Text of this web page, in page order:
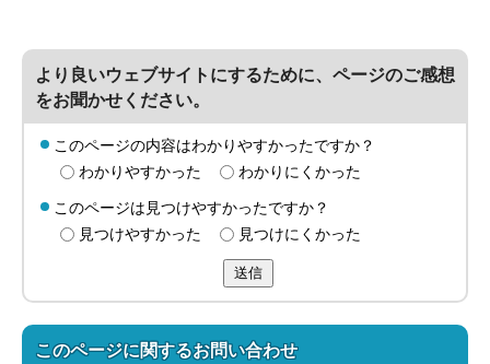
より良いウェブサイトにするために、ページのご感想
をお聞かせください。
このページの内容はわかりやすかったですか？
わかりやすかった
わかりにくかった
このページは見つけやすかったですか？
見つけやすかった
見つけにくかった
送信
このページに関するお問い合わせ